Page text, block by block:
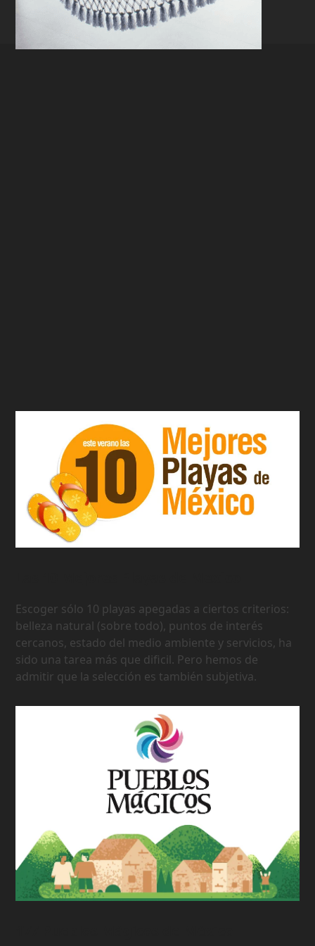
Escoger sólo 10 playas apegadas a ciertos criterios:
belleza natural (sobre todo), puntos de interés
cercanos, estado del medio ambiente y servicios, ha
sido una tarea más que dificil. Pero hemos de
admitir que la selección es también subjetiva.